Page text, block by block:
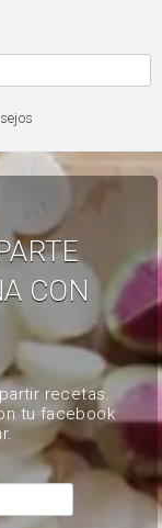
CON
recetas.
tu facebook